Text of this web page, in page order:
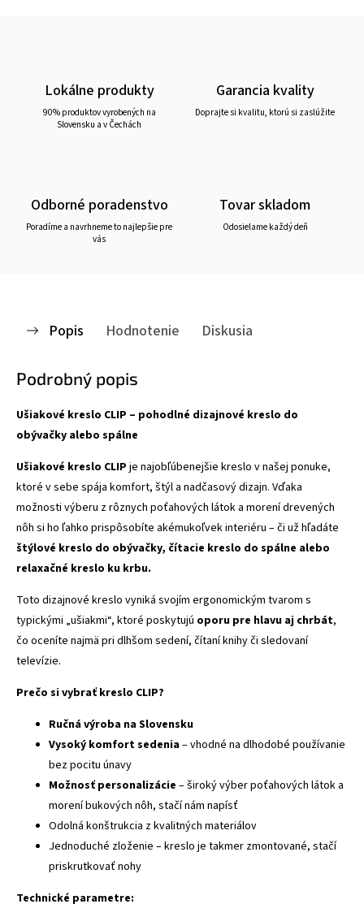
Lokálne produkty
90% produktov vyrobených na
Slovensku a v Čechách
Garancia kvality
Doprajte si kvalitu, ktorú si zaslúžite
Odborné poradenstvo
Poradíme a navrhneme to najlepšie pre
vás
Tovar skladom
Odosielame každý deň
Popis Hodnotenie Diskusia
Podrobný popis
Ušiakové kreslo CLIP – pohodlné dizajnové kreslo do
obývačky alebo spálne
Ušiakové kreslo CLIP je najobľúbenejšie kreslo v našej ponuke,
ktoré v sebe spája komfort, štýl a nadčasový dizajn. Vďaka
možnosti výberu z rôznych poťahových látok a morení drevených
nôh si ho ľahko prispôsobíte akémukoľvek interiéru – či už hľadáte
štýlové kreslo do obývačky, čítacie kreslo do spálne alebo
relaxačné kreslo ku krbu.
Toto dizajnové kreslo vyniká svojím ergonomickým tvarom s
typickými „ušiakmi“, ktoré poskytujú oporu pre hlavu aj chrbát,
čo oceníte najmä pri dlhšom sedení, čítaní knihy či sledovaní
televízie.
Prečo si vybrať kreslo CLIP?
Ručná výroba na Slovensku
Vysoký komfort sedenia– vhodné na dlhodobé používanie
bez pocitu únavy
Možnosť personalizácie – široký výber poťahových látok a
morení bukových nôh, stačí nám napísť
Odolná konštrukcia z kvalitných materiálov
Jednoduché zloženie – kreslo je takmer zmontované, stačí
priskrutkovať nohy
Technické parametre: